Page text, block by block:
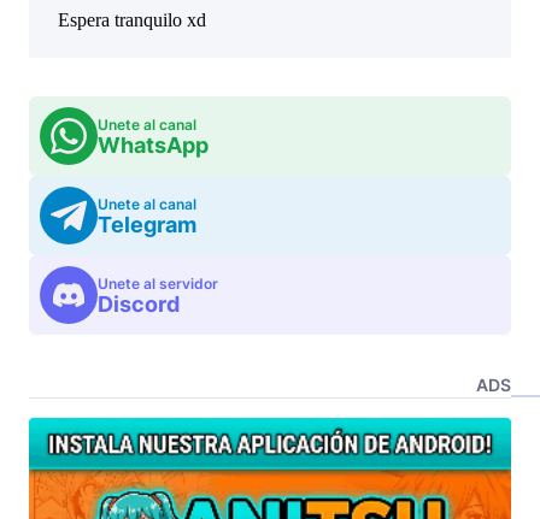
Unete al canal
WhatsApp
Unete al canal
Telegram
Unete al servidor
Discord
ADS